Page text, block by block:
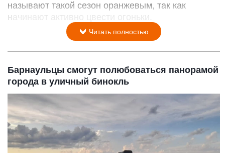
называют такой сезон оранжевым, так как
начинают активно цвести огоньки.
Читать полностью
Барнаульцы смогут полюбоваться панорамой
города в уличный бинокль